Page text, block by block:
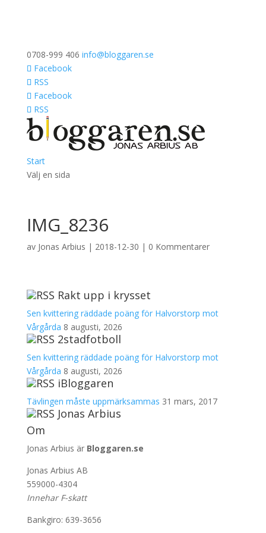
0708-999 406 info@bloggaren.se
Facebook
RSS
Facebook
RSS
Start
Välj en sida
IMG_8236
av Jonas Arbius | 2018-12-30 | 0 Kommentarer
Rakt upp i krysset
Sen kvittering räddade poäng för Halvorstorp mot
Vårgårda 8 augusti, 2026
2stadfotboll
Sen kvittering räddade poäng för Halvorstorp mot
Vårgårda 8 augusti, 2026
iBloggaren
Tävlingen måste uppmärksammas 31 mars, 2017
Jonas Arbius
Om
Jonas Arbius är Bloggaren.se
Jonas Arbius AB
559000-4304
Innehar F-skatt
Bankgiro: 639-3656